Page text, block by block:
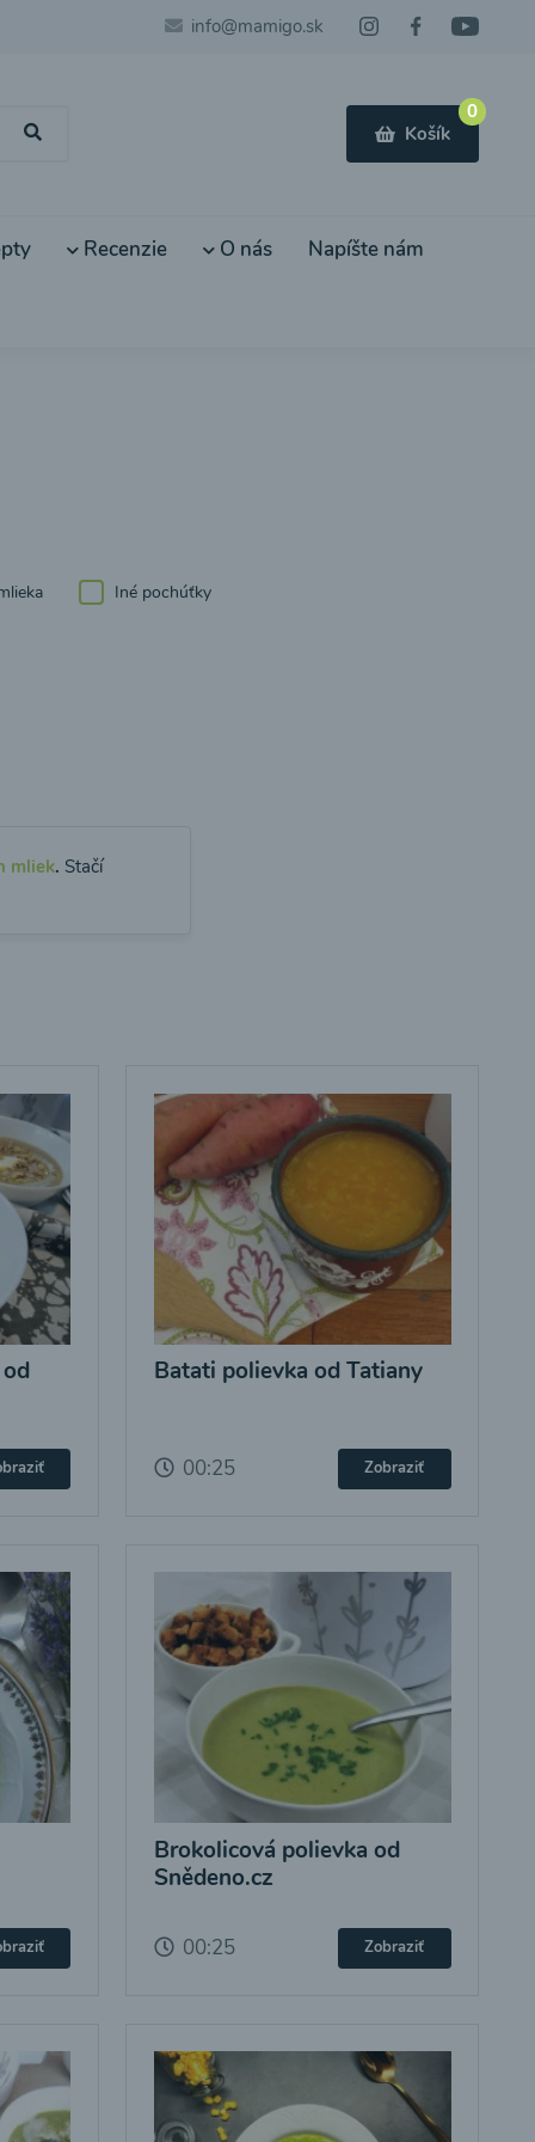
info@mamigo.sk
0
Košík
Recenzie O nás Napíšte nám
Iné pochúťky
mliek. Stačí
Batati polievka od Tatiany
00:25 Zobraziť
Brokolicová polievka od
Snědeno.cz
00:25 Zobraziť